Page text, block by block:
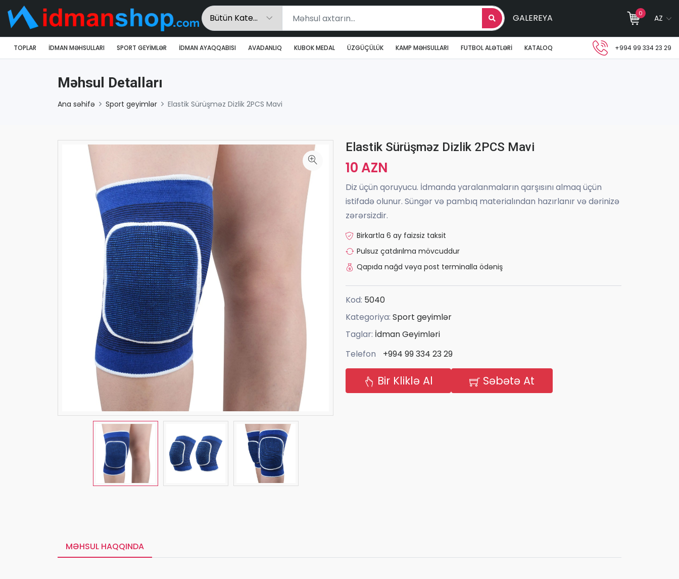
GALEREYA 0
AZ
TOPLAR İDMAN MƏHSULLARI SPORT GEYIMLƏR İDMAN AYAQQABISI AVADANLIQ KUBOK MEDAL ÜZGÜÇÜLÜK KAMP MƏHSULLARI FUTBOL ALƏTLƏRI KATALOQ +994 99 334 23 29
Məhsul Detalları
Ana səhifə Sport geyimlər Elastik Sürüşməz Dizlik 2PCS Mavi
Elastik Sürüşməz Dizlik 2PCS Mavi
10 AZN
Diz üçün qoruyucu. İdmanda yaralanmaların qarşısını almaq üçün
istifadə olunur. Süngər və pambıq materialından hazırlanır və dərinizə
zərərsizdir.
Birkartla 6 ay faizsiz taksit
Pulsuz çatdırılma mövcuddur
Qapıda nağd vəya post terminalla ödəniş
Kod: 5040
Kategoriya: Sport geyimlər
Taglar: İdman Geyimləri
Telefon
+994 99 334 23 29
Bir Kliklə Al Səbətə At
MƏHSUL HAQQINDA